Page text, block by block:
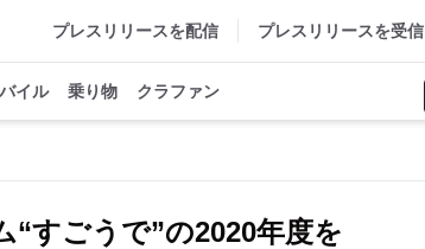
プレスリリースを配信 プレスリリースを受信
イル 乗り物 クラファン
すごうで”の2020年度を